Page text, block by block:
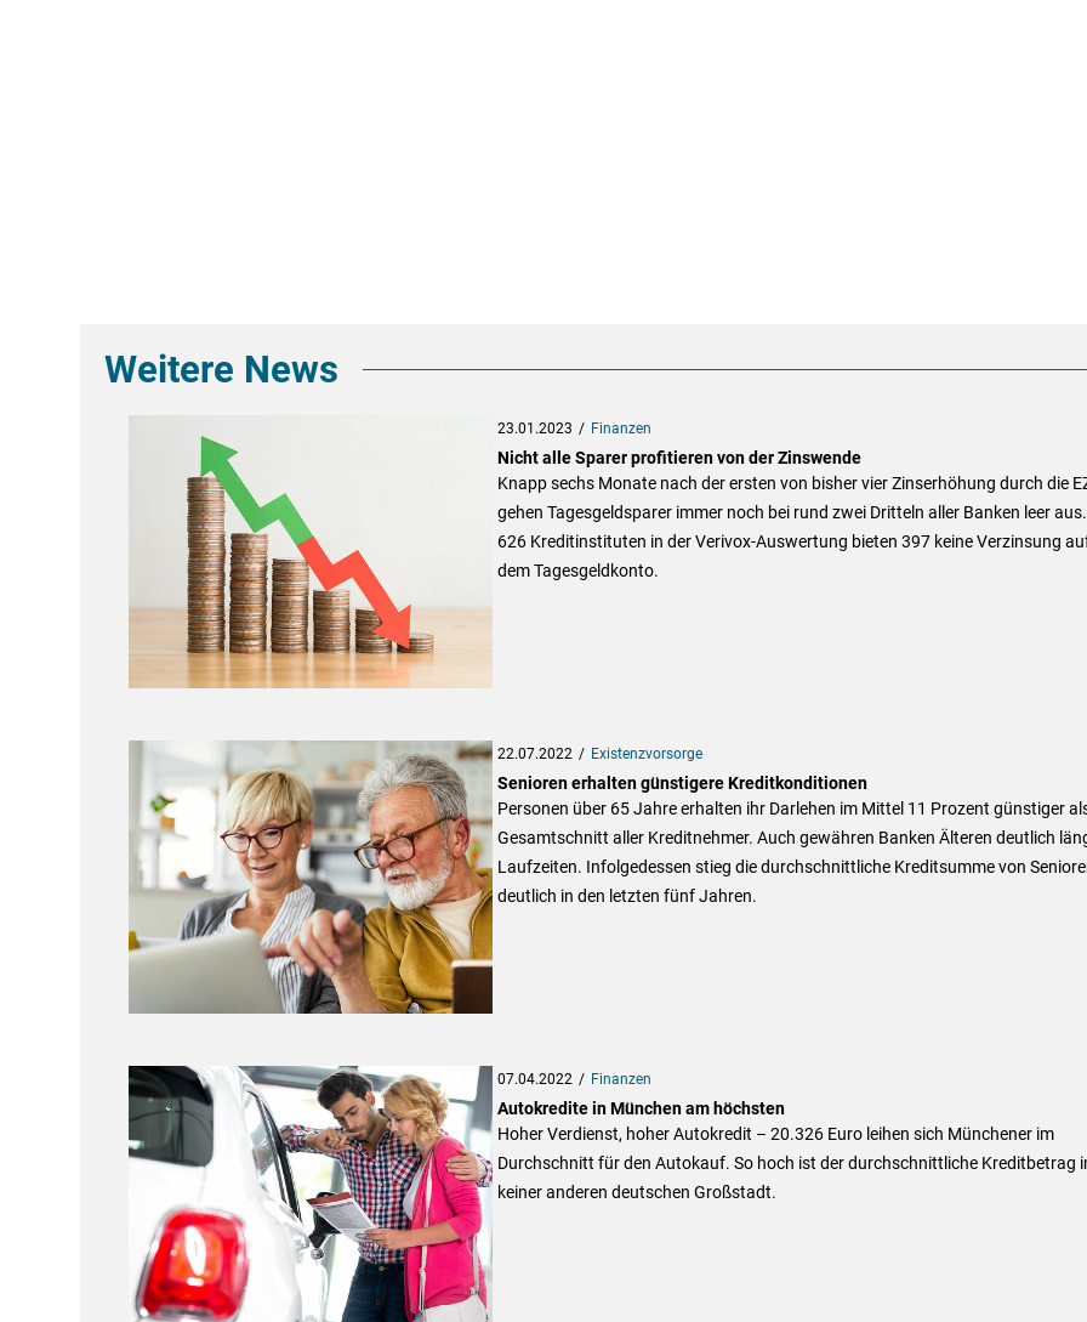
Weitere News
23.01.2023 Finanzen
Nicht alle Sparer profitieren von der Zinswende
Knapp sechs Monate nach der ersten von bisher vier Zinserhöhung durch die
gehen Tagesgeldsparer immer noch bei rund zwei Dritteln aller Banken leer
626 Kreditinstituten in der Verivox-Auswertung bieten 397 keine Verzinsung
dem Tagesgeldkonto.
22.07.2022 Existenzvorsorge
Senioren erhalten günstigere Kreditkonditionen
Personen über 65 Jahre erhalten ihr Darlehen im Mittel 11 Prozent günstiger
Gesamtschnitt aller Kreditnehmer. Auch gewähren Banken Älteren deutlich
Laufzeiten. Infolgedessen stieg die durchschnittliche Kreditsumme von
deutlich in den letzten fünf Jahren.
07.04.2022 Finanzen
Autokredite in München am höchsten
Hoher Verdienst, hoher Autokredit – 20.326 Euro leihen sich Münchener im
Durchschnitt für den Autokauf. So hoch ist der durchschnittliche Kreditbetrag
keiner anderen deutschen Großstadt.